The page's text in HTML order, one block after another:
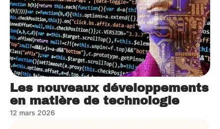
Les nouveaux développements
en matière de technologie
12 mars 2026